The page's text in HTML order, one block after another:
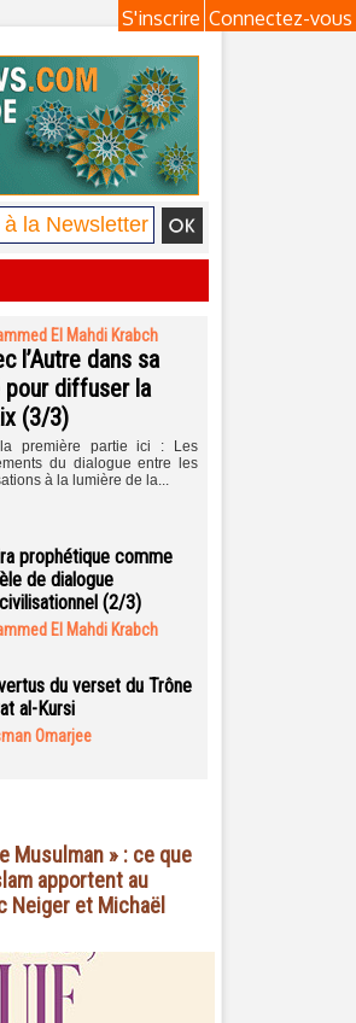
Connectez-vous
S'inscrire
El Mahdi Krabch
l’Autre dans sa
diffuser la
(3/3)
première partie ici : Les
du dialogue entre les
à la lumière de la...
prophétique comme
de dialogue
(2/3)
El Mahdi Krabch
du verset du Trône
al-Kursi
Omarjee
Musulman » : ce que
apportent au
Neiger et Michaël